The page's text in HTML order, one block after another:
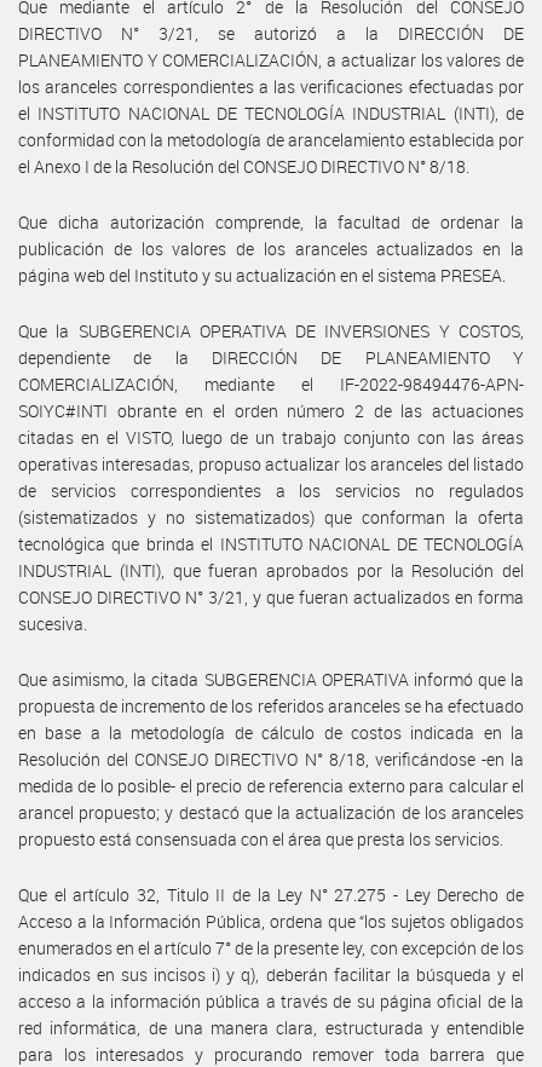
Que mediante el artículo 2° de la Resolución del CONSEJO
DIRECTIVO N° 3/21, se autorizó a la DIRECCIÓN DE
PLANEAMIENTO Y COMERCIALIZACIÓN, a actualizar los valores de
los aranceles correspondientes a las verificaciones efectuadas por
el INSTITUTO NACIONAL DE TECNOLOGÍA INDUSTRIAL (INTI), de
conformidad con la metodología de arancelamiento establecida por
el Anexo I de la Resolución del CONSEJO DIRECTIVO N° 8/18.
Que dicha autorización comprende, la facultad de ordenar la
publicación de los valores de los aranceles actualizados en la
página web del Instituto y su actualización en el sistema PRESEA.
Que la SUBGERENCIA OPERATIVA DE INVERSIONES Y COSTOS,
dependiente de la DIRECCIÓN DE PLANEAMIENTO Y
COMERCIALIZACIÓN, mediante el IF-2022-98494476-APN-
SOIYC#INTI obrante en el orden número 2 de las actuaciones
citadas en el VISTO, luego de un trabajo conjunto con las áreas
operativas interesadas, propuso actualizar los aranceles del listado
de servicios correspondientes a los servicios no regulados
(sistematizados y no sistematizados) que conforman la oferta
tecnológica que brinda el INSTITUTO NACIONAL DE TECNOLOGÍA
INDUSTRIAL (INTI), que fueran aprobados por la Resolución del
CONSEJO DIRECTIVO N° 3/21, y que fueran actualizados en forma
sucesiva.
Que asimismo, la citada SUBGERENCIA OPERATIVA informó que la
propuesta de incremento de los referidos aranceles se ha efectuado
en base a la metodología de cálculo de costos indicada en la
Resolución del CONSEJO DIRECTIVO N° 8/18, verificándose -en la
medida de lo posible- el precio de referencia externo para calcular el
arancel propuesto; y destacó que la actualización de los aranceles
propuesto está consensuada con el área que presta los servicios.
Que el artículo 32, Titulo II de la Ley N° 27.275 - Ley Derecho de
Acceso a la Información Pública, ordena que “los sujetos obligados
enumerados en el artículo 7° de la presente ley, con excepción de los
indicados en sus incisos i) y q), deberán facilitar la búsqueda y el
acceso a la información pública a través de su página oficial de la
red informática, de una manera clara, estructurada y entendible
para los interesados y procurando remover toda barrera que